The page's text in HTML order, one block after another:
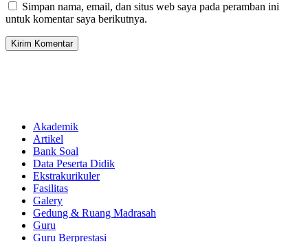
Simpan nama, email, dan situs web saya pada peramban ini
untuk komentar saya berikutnya.
Akademik
Artikel
Bank Soal
Data Peserta Didik
Ekstrakurikuler
Fasilitas
Galery
Gedung & Ruang Madrasah
Guru
Guru Berprestasi